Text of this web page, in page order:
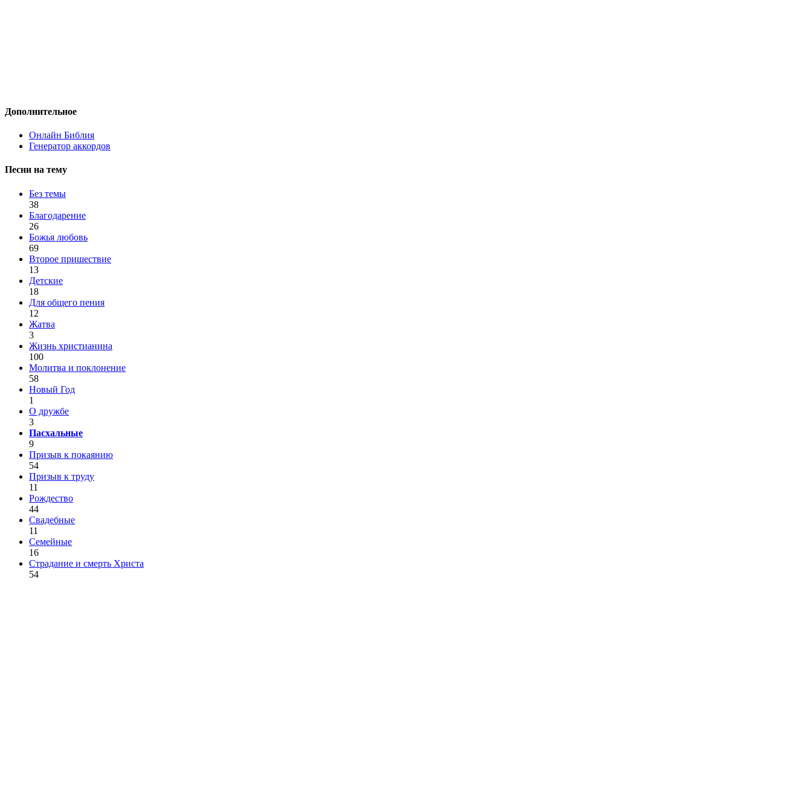
Дополнительное
Онлайн Библия
Генератор аккордов
Песни на тему
Без темы
38
Благодарение
26
Божья любовь
69
Второе пришествие
13
Детские
18
Для общего пения
12
Жатва
3
Жизнь христианина
100
Молитва и поклонение
58
Новый Год
1
О дружбе
3
Пасхальные
9
Призыв к покаянию
54
Призыв к труду
11
Рождество
44
Свадебные
11
Семейные
16
Страдание и смерть Христа
54